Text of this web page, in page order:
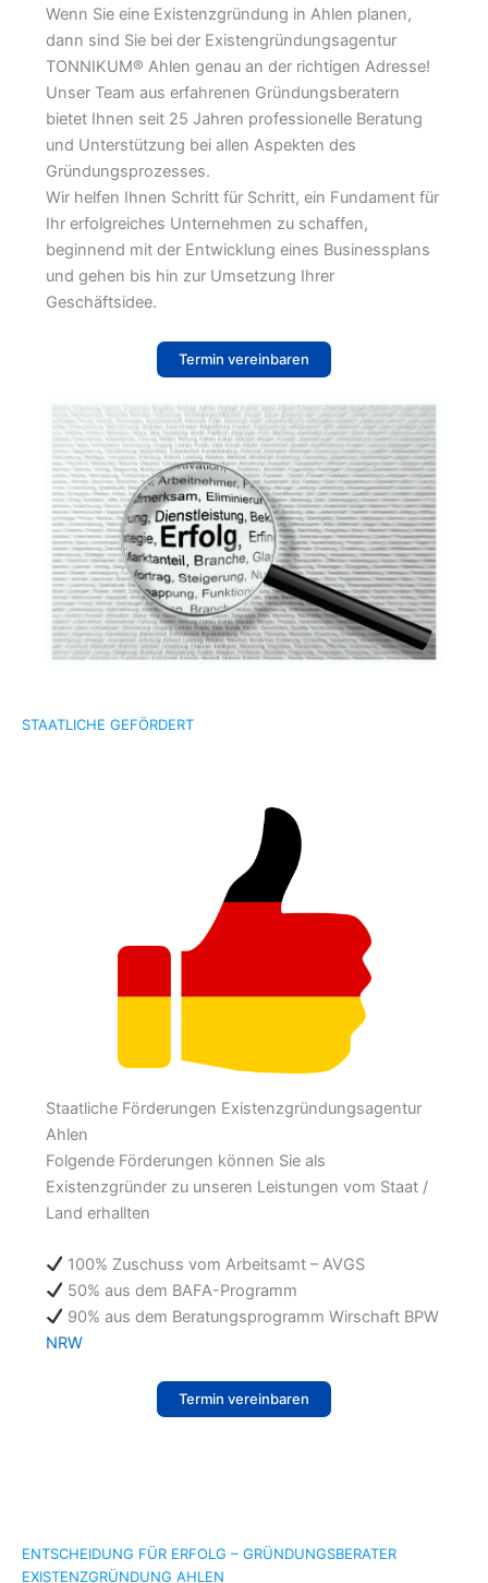
Wenn Sie eine Existenzgründung in Ahlen planen,
dann sind Sie bei der Existengründungsagentur
TONNIKUM® Ahlen genau an der richtigen Adresse!
Unser Team aus erfahrenen Gründungsberatern
bietet Ihnen seit 25 Jahren professionelle Beratung
und Unterstützung bei allen Aspekten des
Gründungsprozesses.
Wir helfen Ihnen Schritt für Schritt, ein Fundament für
Ihr erfolgreiches Unternehmen zu schaffen,
beginnend mit der Entwicklung eines Businessplans
und gehen bis hin zur Umsetzung Ihrer
Geschäftsidee.
Termin vereinbaren
STAATLICHE GEFÖRDERT
Staatliche Förderungen Existenzgründungsagentur
Ahlen
Folgende Förderungen können Sie als
Existenzgründer zu unseren Leistungen vom Staat /
Land erhallten
100% Zuschuss vom Arbeitsamt – AVGS
50% aus dem BAFA-Programm
90% aus dem Beratungsprogramm Wirschaft BPW
NRW
Termin vereinbaren
ENTSCHEIDUNG FÜR ERFOLG – GRÜNDUNGSBERATER
EXISTENZGRÜNDUNG AHLEN